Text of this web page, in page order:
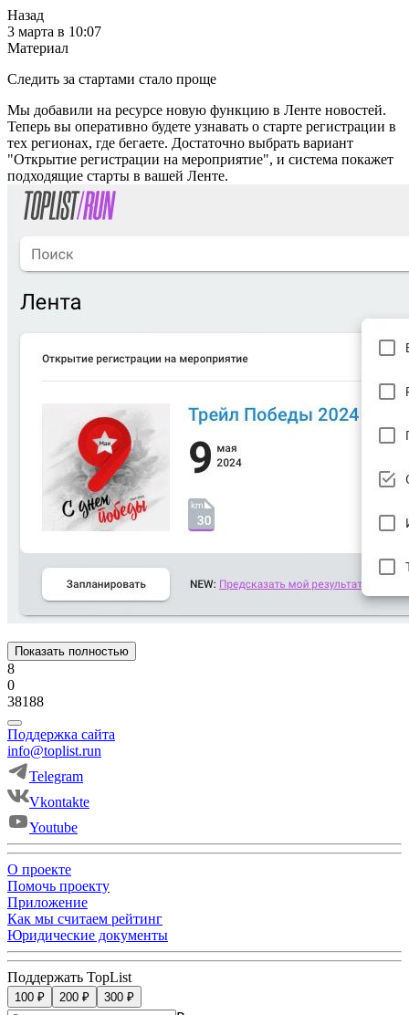
Назад
3 марта в 10:07
Материал
Следить за стартами стало проще
Мы добавили на ресурсе новую функцию в Ленте новостей.
Теперь вы оперативно будете узнавать о старте регистрации в
тех регионах, где бегаете. Достаточно выбрать вариант
"Открытие регистрации на мероприятие", и система покажет
подходящие старты в вашей Ленте.
Показать полностью
8
0
38188
Поддержка сайта
info@toplist.run
Telegram
Vkontakte
Youtube
О проекте
Помочь проекту
Приложение
Как мы считаем рейтинг
Юридические документы
Поддержать TopList
100 ₽ 200 ₽ 300 ₽